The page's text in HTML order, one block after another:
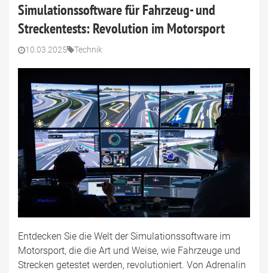
Simulationssoftware für Fahrzeug- und
Streckentests: Revolution im Motorsport
10.03.2025 Technik
Entdecken Sie die Welt der Simulationssoftware im
Motorsport, die die Art und Weise, wie Fahrzeuge und
Strecken getestet werden, revolutioniert. Von Adrenalin